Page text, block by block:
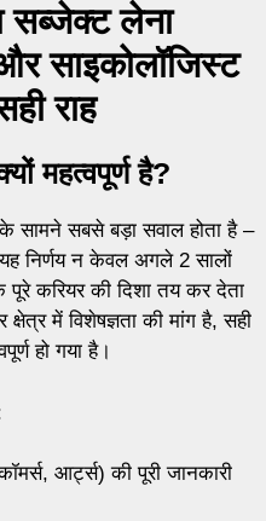
सब्जेक्ट लेना
साइकोलॉजिस्ट
राह
महत्वपूर्ण है?
सामने सबसे बड़ा सवाल होता है –
निर्णय न केवल अगले 2 सालों
पूरे करियर की दिशा तय कर देता
में विशेषज्ञता की मांग है, सही
हो गया है।
आर्ट्स) की पूरी जानकारी